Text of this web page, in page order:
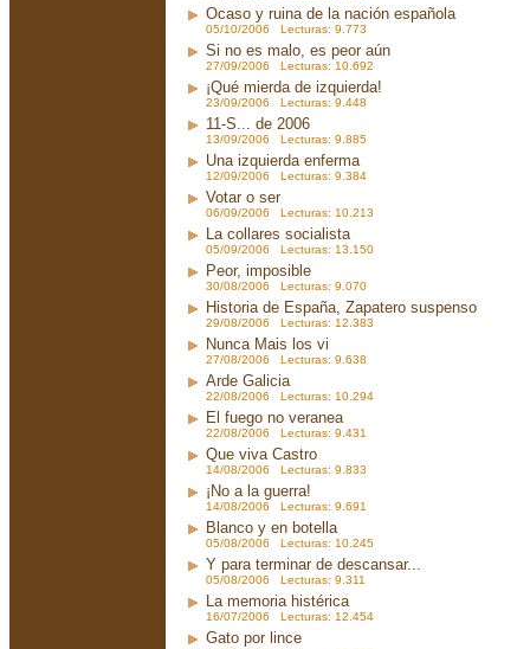
Ocaso y ruina de la nación española
05/10/2006 Lecturas: 9.773
Si no es malo, es peor aún
27/09/2006 Lecturas: 10.692
¡Qué mierda de izquierda!
23/09/2006 Lecturas: 9.448
11-S... de 2006
13/09/2006 Lecturas: 9.885
Una izquierda enferma
12/09/2006 Lecturas: 9.384
Votar o ser
06/09/2006 Lecturas: 10.213
La collares socialista
05/09/2006 Lecturas: 13.150
Peor, imposible
30/08/2006 Lecturas: 9.070
Historia de España, Zapatero suspenso
29/08/2006 Lecturas: 12.383
Nunca Mais los vi
27/08/2006 Lecturas: 9.638
Arde Galicia
22/08/2006 Lecturas: 10.294
El fuego no veranea
22/08/2006 Lecturas: 9.431
Que viva Castro
14/08/2006 Lecturas: 9.833
¡No a la guerra!
14/08/2006 Lecturas: 9.691
Blanco y en botella
05/08/2006 Lecturas: 10.245
Y para terminar de descansar...
05/08/2006 Lecturas: 9.311
La memoria histérica
16/07/2006 Lecturas: 12.454
Gato por lince